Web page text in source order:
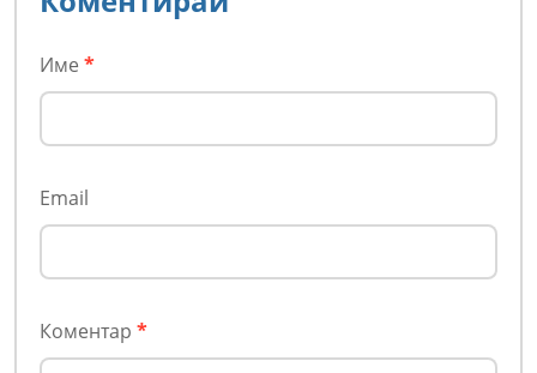
Име *
Email
Коментар *